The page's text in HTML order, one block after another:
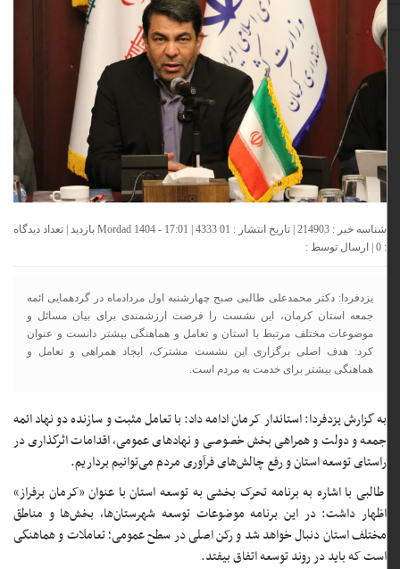
شناسه خبر : 214903 | تاریخ انتشار : 01 Mordad 1404 - 17:01 | 4333 بازدید | تعداد دیدگاه
| ارسال توسط :
یزدفردا: دکتر محمدعلی طالبی صبح چهارشنبه اول مردادماه در گردهمایی ائمه‌
جمعه استان کرمان، این نشست را فرصت ارزشمندی برای بیان مسائل و
موضوعات مختلف مرتبط با استان و تعامل و هماهنگی بیشتر دانست و عنوان
کرد: هدف اصلی برگزاری این نشست مشترک، ایجاد همراهی و تعامل و
هماهنگی بیشتر برای خدمت به مردم است.
به گزارش یزدفردا: استاندار کرمان ادامه داد: با تعامل مثبت و سازنده دو نهاد ائمه‌
جمعه و دولت و همراهی بخش خصوصی و نهادهای عمومی، اقدامات اثرگذاری در
راستای توسعه استان و رفع چالش‌های فرآوری مردم می‌توانیم‌ برداریم.
طالبی با اشاره به برنامه تحرک بخشی به توسعه استان با عنوان «کرمان برفراز»
اظهار داشت: در این برنامه موضوعات توسعه شهرستان‌ها، بخش‌ها و مناطق
مختلف استان دنبال خواهد شد‌‌ و رکن اصلی در سطح عمومی؛ تعاملات و هماهنگی
است که باید در روند توسعه اتفاق بیفتد‌.